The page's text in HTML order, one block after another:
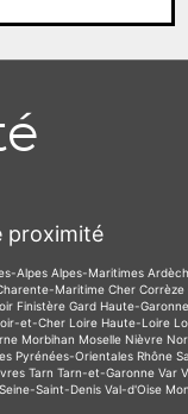
proximité
Alpes Alpes-Maritimes
Maritime Cher Corrèze
Finistère Gard Haute-Garonne
et-Cher Loire Haute-Loire
Morbihan Moselle Nièvre
Pyrénées-Orientales Rhône
Tarn Tarn-et-Garonne Var
Seine-Saint-Denis Val-d'Oise